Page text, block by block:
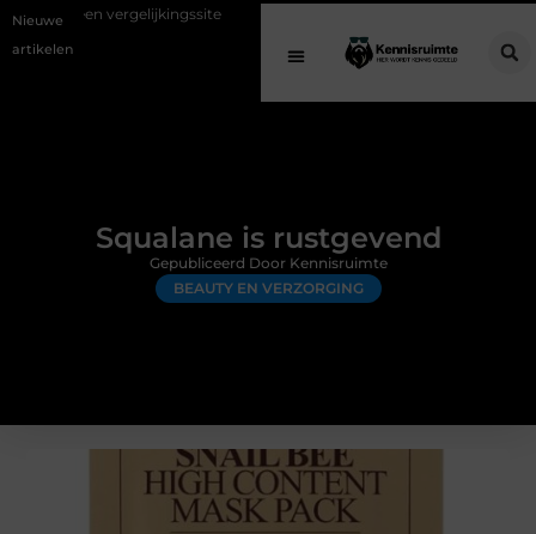
Nieuwe
artikelen
Schenking aan een goed doel: waarom geven
Squalane is rustgevend
BEAUTY EN VERZORGING
Gepubliceerd Door Kennisruimte